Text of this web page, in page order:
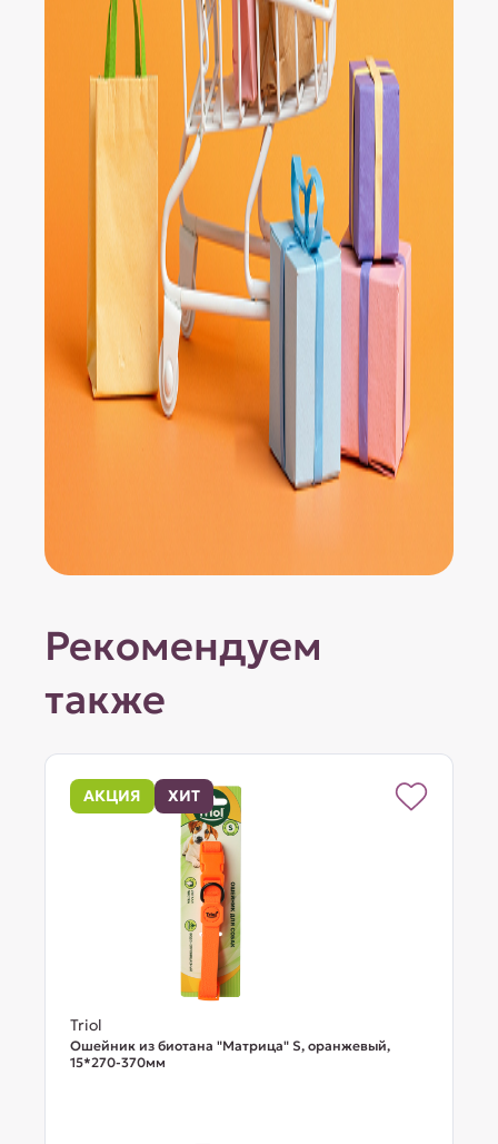
Рекомендуем
также
АКЦИЯ ХИТ
Triol
Ошейник из биотана "Матрица" S, оранжевый,
15*270-370мм